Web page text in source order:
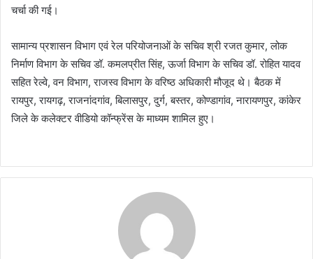
चर्चा की गई।
सामान्य प्रशासन विभाग एवं रेल परियोजनाओं के सचिव श्री रजत कुमार, लोक
निर्माण विभाग के सचिव डॉ. कमलप्रीत सिंह, ऊर्जा विभाग के सचिव डॉ. रोहित यादव
सहित रेल्वे, वन विभाग, राजस्व विभाग के वरिष्ठ अधिकारी मौजूद थे। बैठक में
रायपुर, रायगढ़, राजनांदगांव, बिलासपुर, दुर्ग, बस्तर, कोण्डागांव, नारायणपुर, कांकेर
जिले के कलेक्टर वीडियो कॉन्फ्रेंस के माध्यम शामिल हुए।